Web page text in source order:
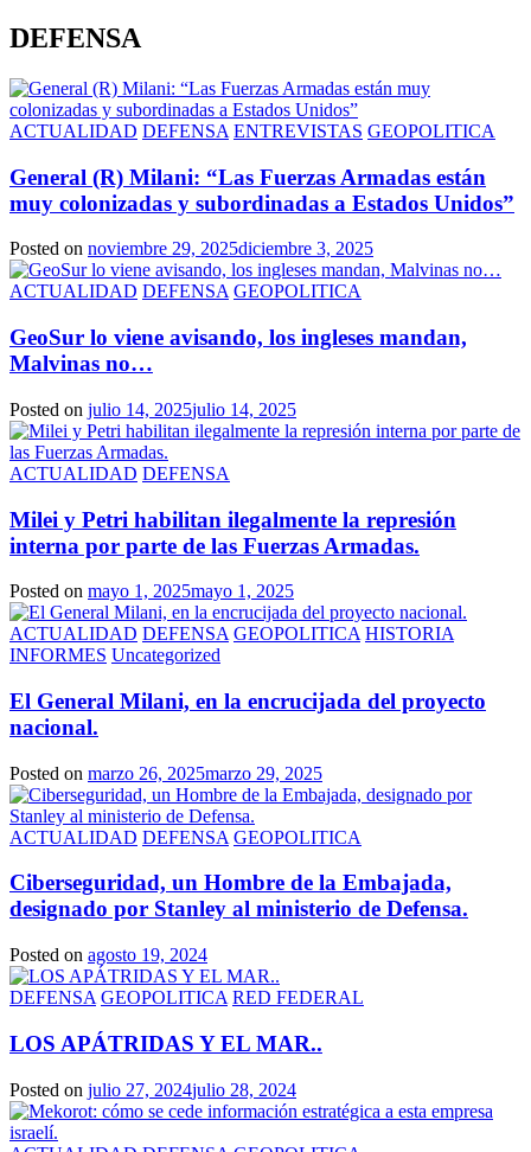
DEFENSA
ACTUALIDAD DEFENSA ENTREVISTAS GEOPOLITICA
General (R) Milani: “Las Fuerzas Armadas están
muy colonizadas y subordinadas a Estados Unidos”
Posted on noviembre 29, 2025diciembre 3, 2025
ACTUALIDAD DEFENSA GEOPOLITICA
GeoSur lo viene avisando, los ingleses mandan,
Malvinas no…
Posted on julio 14, 2025julio 14, 2025
ACTUALIDAD DEFENSA
Milei y Petri habilitan ilegalmente la represión
interna por parte de las Fuerzas Armadas.
Posted on mayo 1, 2025mayo 1, 2025
ACTUALIDAD DEFENSA GEOPOLITICA HISTORIA
INFORMES Uncategorized
El General Milani, en la encrucijada del proyecto
nacional.
Posted on marzo 26, 2025marzo 29, 2025
ACTUALIDAD DEFENSA GEOPOLITICA
Ciberseguridad, un Hombre de la Embajada,
designado por Stanley al ministerio de Defensa.
Posted on agosto 19, 2024
DEFENSA GEOPOLITICA RED FEDERAL
LOS APÁTRIDAS Y EL MAR..
Posted on julio 27, 2024julio 28, 2024